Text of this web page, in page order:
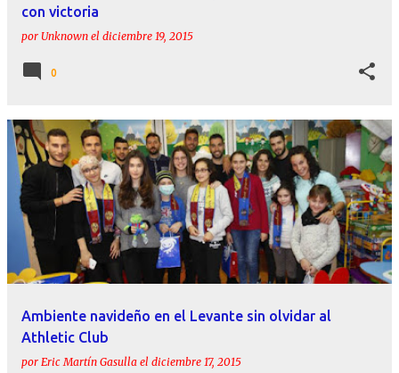
con victoria
por Unknown el diciembre 19, 2015
0
Ambiente navideño en el Levante sin olvidar al
Athletic Club
por Eric Martín Gasulla el diciembre 17, 2015